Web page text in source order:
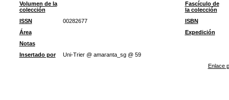
Volumen de la
colección
Fascículo de
la colección
ISSN
00282677
ISBN
Área
Expedición
Notas
Insertado por
Uni-Trier @ amaranta_sg @ 59
Enlace